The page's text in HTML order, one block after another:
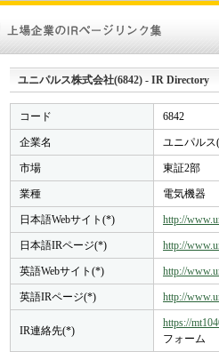
ユニパルス株式会社(6842) - IR Directory
コード 6842
企業名 ユニパルス
市場 東証2部
業種 電気機器
日本語Webサイト(*) http://
日本語IRページ(*) http://
英語Webサイト(*) http://
英語IRページ(*) http://
IR連絡先(*)
https://
フォーム